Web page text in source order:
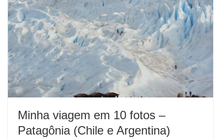
Minha viagem em 10 fotos –
Patagônia (Chile e Argentina)